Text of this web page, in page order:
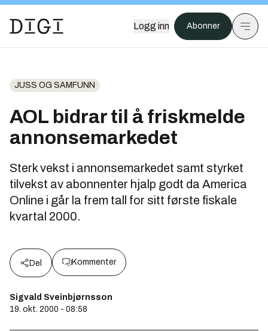
Logg inn Abonner
JUSS OG SAMFUNN
AOL bidrar til å friskmelde
annonsemarkedet
Sterk vekst i annonsemarkedet samt styrket
tilvekst av abonnenter hjalp godt da America
Online i går la frem tall for sitt første fiskale
kvartal 2000.
Del Kommenter
Sigvald Sveinbjørnsson
19. okt. 2000 - 08:58